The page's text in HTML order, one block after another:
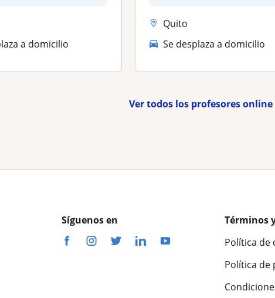
a domicilio
Quito
Se desplaza a domicilio
Ver todos los profesores
Síguenos en
Términos
Política de
Política de